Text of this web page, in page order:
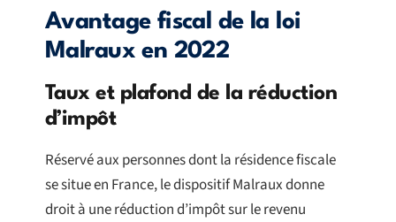
Avantage fiscal de la loi
Malraux en 2022
Taux et plafond de la réduction
d’impôt
Réservé aux personnes dont la résidence fiscale
se situe en France, le dispositif Malraux donne
droit à une réduction d’impôt sur le revenu